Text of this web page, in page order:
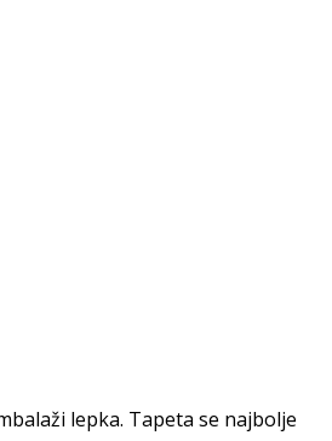
lepka. Tapeta se najbolje